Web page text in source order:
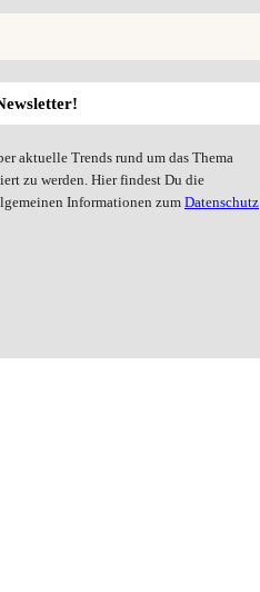
aktuelle Trends rund um das Thema
zu werden. Hier findest Du die
Informationen zum Datenschutz